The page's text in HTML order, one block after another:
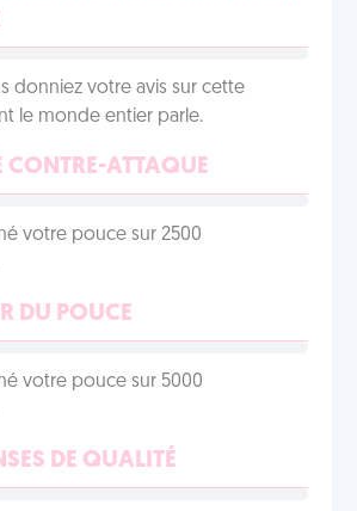
donniez votre avis sur cette
le monde entier parle.
CONTRE-ATTAQUE
votre pouce sur 2500
DU POUCE
votre pouce sur 5000
DE QUALITÉ